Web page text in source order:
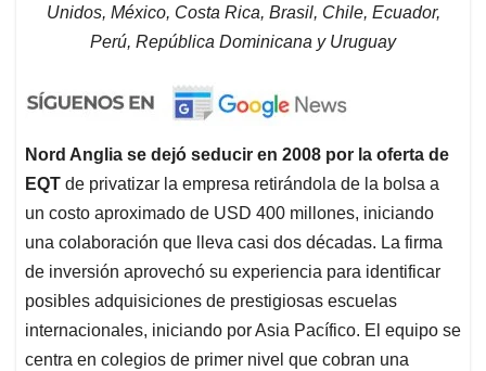
Unidos, México, Costa Rica, Brasil, Chile, Ecuador,
Perú, República Dominicana y Uruguay
Nord Anglia se dejó seducir en 2008 por la oferta de
EQT de privatizar la empresa retirándola de la bolsa a
un costo aproximado de USD 400 millones, iniciando
una colaboración que lleva casi dos décadas. La firma
de inversión aprovechó su experiencia para identificar
posibles adquisiciones de prestigiosas escuelas
internacionales, iniciando por Asia Pacífico. El equipo se
centra en colegios de primer nivel que cobran una